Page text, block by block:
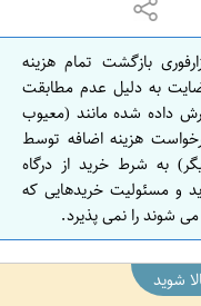
ا
ص
ف
ه
ا
ن
بازگشت تمام هزینه
به دلیل عدم مطابقت
داده شده مانند (معیوب
هزینه اضافه توسط
به شرط خرید از درگاه
و مسئولیت خریدهایی که
شوند را نمی پذیرد.
شوید